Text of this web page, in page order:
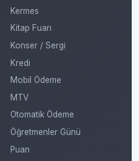
Kermes
Kitap Fuarı
Konser / Sergi
Kredi
Mobil Ödeme
MTV
Otomatik Ödeme
Öğretmenler Günü
Puan